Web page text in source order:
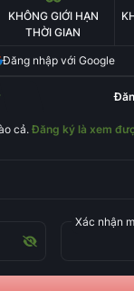
KHÔNG GIỚI HẠN
THỜI GIAN
Đăng nhập với Google
cả. Đăng ký là xem
Xác nhận